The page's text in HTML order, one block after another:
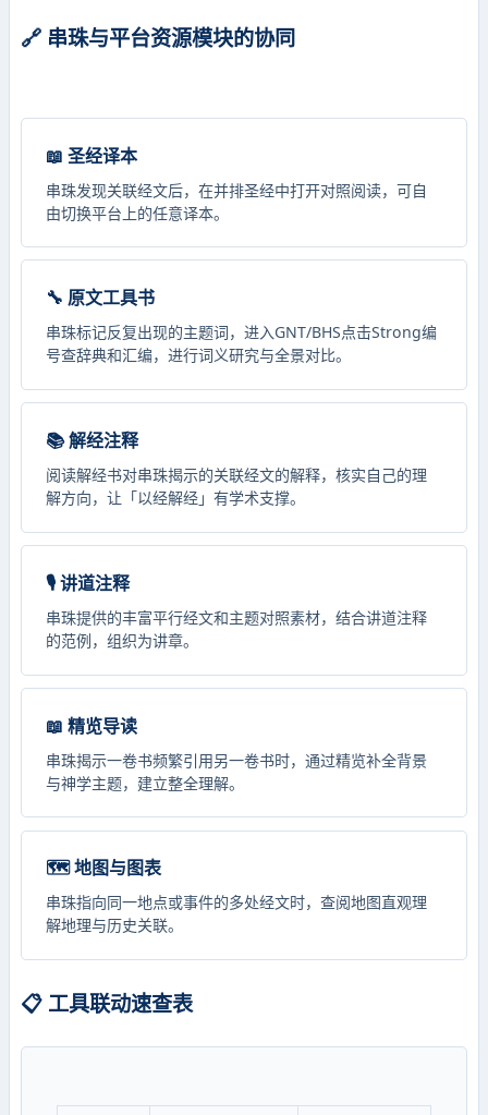
🔗 串珠与平台资源模块的协同
📖 圣经译本
串珠发现关联经文后，在并排圣经中打开对照阅读，可自
由切换平台上的任意译本。
🔧 原文工具书
串珠标记反复出现的主题词，进入GNT/BHS点击Strong编
号查辞典和汇编，进行词义研究与全景对比。
📚 解经注释
阅读解经书对串珠揭示的关联经文的解释，核实自己的理
解方向，让「以经解经」有学术支撑。
🎙️ 讲道注释
串珠提供的丰富平行经文和主题对照素材，结合讲道注释
的范例，组织为讲章。
📖 精览导读
串珠揭示一卷书频繁引用另一卷书时，通过精览补全背景
与神学主题，建立整全理解。
🗺️ 地图与图表
串珠指向同一地点或事件的多处经文时，查阅地图直观理
解地理与历史关联。
📋 工具联动速查表